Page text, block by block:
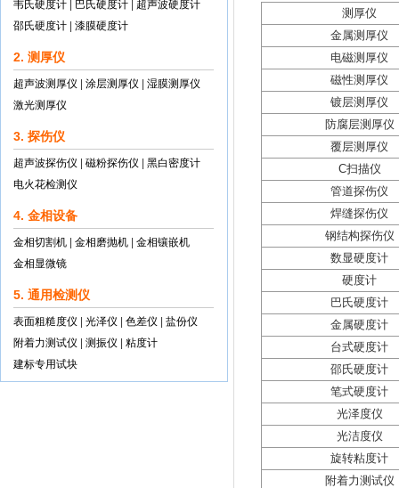
韦氏硬度计
巴氏硬度计
超声波硬度计
邵氏硬度计
漆膜硬度计
2. 测厚仪
超声波测厚仪 涂层测厚仪
湿膜测厚仪
激光测厚仪
3. 探伤仪
超声波探伤仪 磁粉探伤仪
黑白密度计
电火花检测仪
4. 金相设备
金相切割机 金相磨抛机
金相镶嵌机
金相显微镜
5. 通用检测仪
表面粗糙度仪 光泽仪 色差仪
盐份仪
附着力测试仪
测振仪
粘度计
建标专用试块
测厚仪
金属测厚仪
电磁测厚仪
磁性测厚仪
镀层测厚仪
防腐层测厚仪
覆层测厚仪
C扫描仪
管道探伤仪
焊缝探伤仪
钢结构探伤仪
数显硬度计
硬度计
巴氏硬度计
金属硬度计
台式硬度计
邵氏硬度计
笔式硬度计
光泽度仪
光洁度仪
旋转粘度计
附着力测试仪